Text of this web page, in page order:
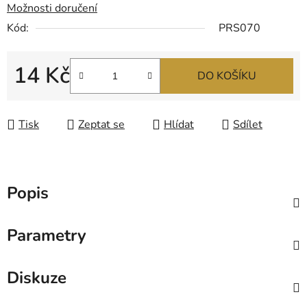
Možnosti doručení
Kód:
PRS070
14 Kč
Měrná cena:
DO KOŠÍKU
Tisk Zeptat se Hlídat Sdílet
Popis
Parametry
Diskuze